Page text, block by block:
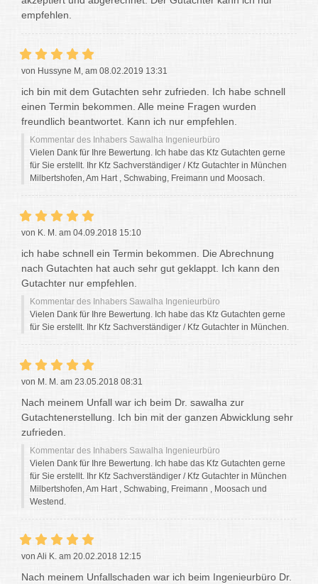
empfehlen.
von Hussyne M, am 08.02.2019 13:31
ich bin mit dem Gutachten sehr zufrieden. Ich habe schnell
einen Termin bekommen. Alle meine Fragen wurden
freundlich beantwortet. Kann ich nur empfehlen.
Kommentar des Inhabers Sawalha Ingenieurbüro
Vielen Dank für Ihre Bewertung. Ich habe das Kfz Gutachten gerne
für Sie erstellt. Ihr Kfz Sachverständiger / Kfz Gutachter in München
Milbertshofen, Am Hart , Schwabing, Freimann und Moosach.
von K. M. am 04.09.2018 15:10
ich habe schnell ein Termin bekommen. Die Abrechnung
nach Gutachten hat auch sehr gut geklappt. Ich kann den
Gutachter nur empfehlen.
Kommentar des Inhabers Sawalha Ingenieurbüro
Vielen Dank für Ihre Bewertung. Ich habe das Kfz Gutachten gerne
für Sie erstellt. Ihr Kfz Sachverständiger / Kfz Gutachter in München.
von M. M. am 23.05.2018 08:31
Nach meinem Unfall war ich beim Dr. sawalha zur
Gutachtenerstellung. Ich bin mit der ganzen Abwicklung sehr
zufrieden.
Kommentar des Inhabers Sawalha Ingenieurbüro
Vielen Dank für Ihre Bewertung. Ich habe das Kfz Gutachten gerne
für Sie erstellt. Ihr Kfz Sachverständiger / Kfz Gutachter in München
Milbertshofen, Am Hart , Schwabing, Freimann , Moosach und
Westend.
von Ali K. am 20.02.2018 12:15
Nach meinem Unfallschaden war ich beim Ingenieurbüro Dr.